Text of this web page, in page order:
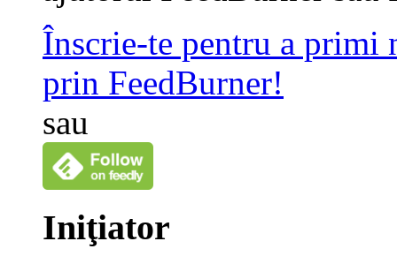
Înscrie-te pentru a primi
prin FeedBurner!
sau
Iniţiator